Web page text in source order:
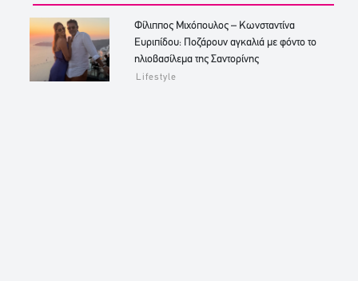
Φίλιππος Μιχόπουλος – Κωνσταντίνα
Ευριπίδου: Ποζάρουν αγκαλιά με φόντο το
ηλιοβασίλεμα της Σαντορίνης
Lifestyle